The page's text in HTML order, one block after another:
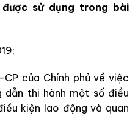
sử dụng trong bài
của Chính phủ về việc
dẫn thi hành một số điều
kiện lao động và quan